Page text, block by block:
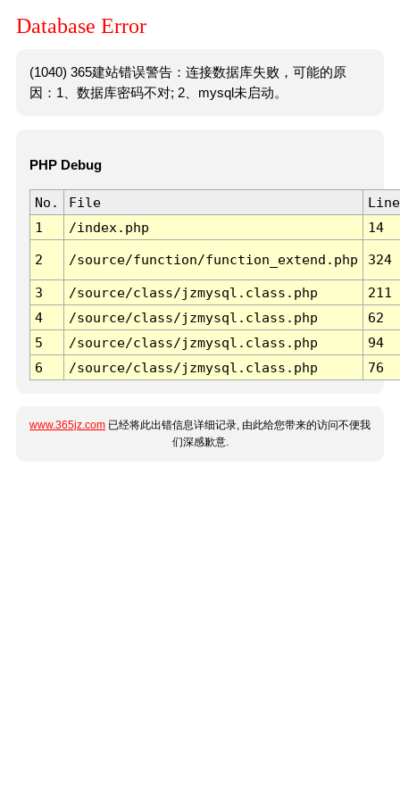
Database Error
(1040) 365建站错误警告：连接数据库失败，可能的原
因：1、数据库密码不对; 2、mysql未启动。
PHP Debug
No. File
Line
1
/index.php 14
2 /source/function/function_extend.php 324
3 /source/class/jzmysql.class.php
211
4
/source/class/jzmysql.class.php
62
5
/source/class/jzmysql.class.php
94
6
/source/class/jzmysql.class.php 76
www.365jz.com 已经将此出错信息详细记录, 由此给您带来的访问不便我
们深感歉意.